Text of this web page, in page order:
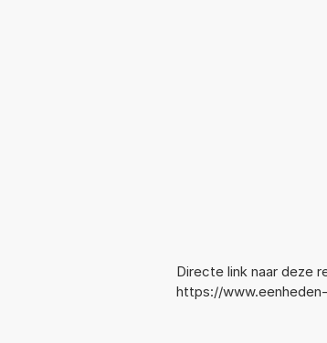
Directe link naar deze
https://